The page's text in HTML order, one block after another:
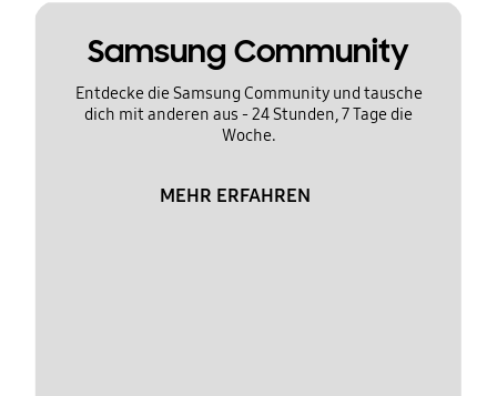
Samsung Community
Entdecke die Samsung Community und tausche
dich mit anderen aus - 24 Stunden, 7 Tage die
Woche.
MEHR ERFAHREN